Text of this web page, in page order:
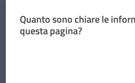
Quanto sono chiare le
questa pagina?